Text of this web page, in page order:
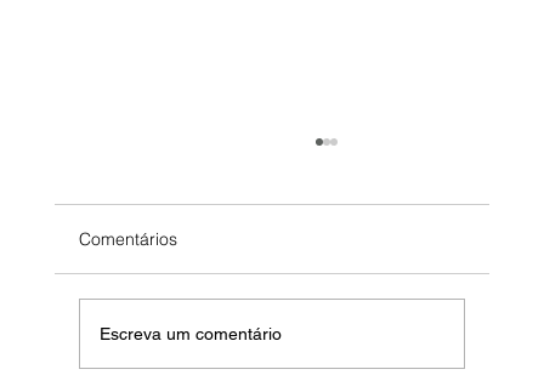
3 pessoas. 200+ tickets/mês. SLA quebrado
2 (custo: R$ 8k/mês). Aqui está o problema: não
é quantidade de gente. É processo quebrado.
Comentários
Escreva um comentário